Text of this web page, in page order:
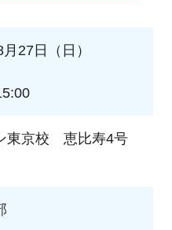
27日（日）
東京校 恵比寿4号